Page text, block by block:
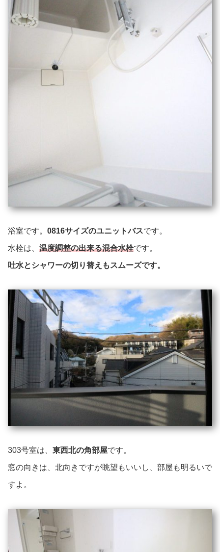
浴室です。 0816サイズのユニットバスです。
水栓は、 温度調整の出来る混合水栓です。
吐水とシャワーの切り替えもスムーズです。
303号室は、 東西北の角部屋です。
窓の向きは、北向きですが眺望もいいし、部屋も明るいで
すよ。